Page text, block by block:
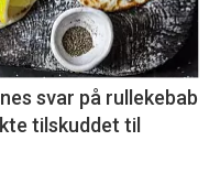
svar på rullekebab
tilskuddet til